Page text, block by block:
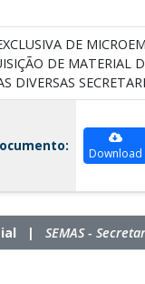
DE
DE MATERIAL
DIVERSAS
Download
| SEMAS -